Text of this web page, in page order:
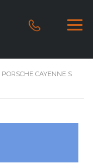
PORSCHE CAYENNE S